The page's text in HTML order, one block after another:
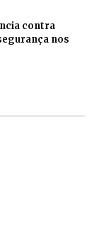
contra
nos